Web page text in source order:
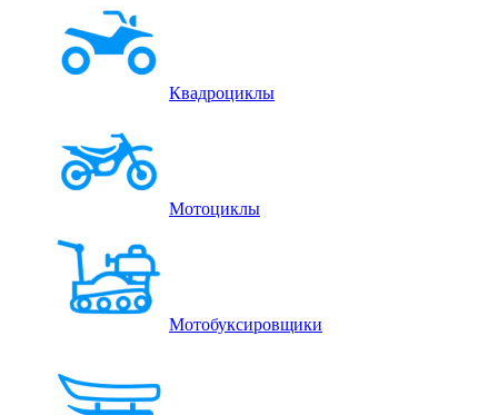
Квадроциклы
Мотоциклы
Мотобуксировщики